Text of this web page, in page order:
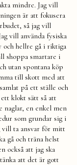
mindre. Jag vill
är att fokusera
så jag vill
vill använda fysiska
och hellre gå i riktiga
shoppa smartare i
utan spontana köp
till skott med att
på ett ställe och
klokt sätt så att
naglar, en enkel men
som grundar sig i
vill ta ansvar för mitt
gå och träna helst
också att jag ska
att det är gott